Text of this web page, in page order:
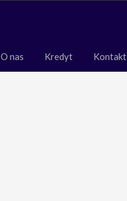
O nas Kredyt Kontakt